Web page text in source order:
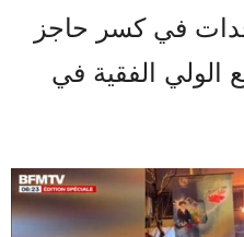
في كسر حاجز
الولي الفقیة في